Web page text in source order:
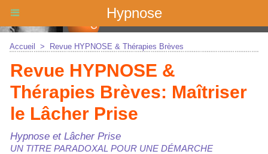
Hypnose
Accueil > Revue HYPNOSE & Thérapies Brèves
Revue HYPNOSE &
Thérapies Brèves: Maîtriser
le Lâcher Prise
Hypnose et Lâcher Prise
UN TITRE PARADOXAL POUR UNE DÉMARCHE